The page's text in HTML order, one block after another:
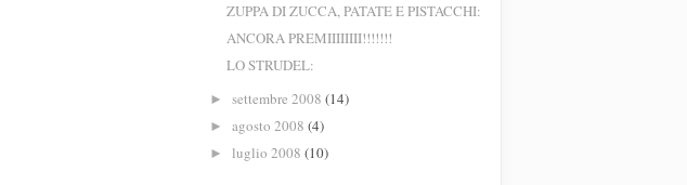
ZUPPA DI ZUCCA, PATATE E PISTACCHI:
ANCORA PREMIIIIIIII!!!!!!!
LO STRUDEL:
► settembre 2008 (14)
► agosto 2008 (4)
► luglio 2008 (10)